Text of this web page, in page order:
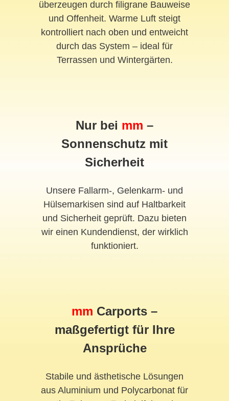
überzeugen durch filigrane Bauweise
und Offenheit. Warme Luft steigt
kontrolliert nach oben und entweicht
durch das System – ideal für
Terrassen und Wintergärten.
Nur bei mm –
Sonnenschutz mit
Sicherheit
Unsere Fallarm-, Gelenkarm- und
Hülsemarkisen sind auf Haltbarkeit
und Sicherheit geprüft. Dazu bieten
wir einen Kundendienst, der wirklich
funktioniert.
mm Carports –
maßgefertigt für Ihre
Ansprüche
Stabile und ästhetische Lösungen
aus Aluminium und Polycarbonat für